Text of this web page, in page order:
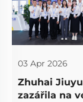
03 Apr 2026
Zhuhai
zazářila na